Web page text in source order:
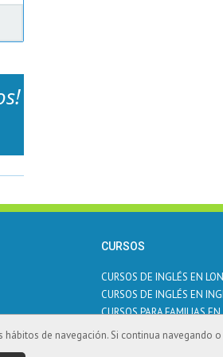
de navegación. Si continua navegando
CURSOS
CURSOS DE INGLÉS EN
CURSOS DE INGLÉS EN
CURSOS PARA FAMILIAS
CURSOS DE INGLÉS EN